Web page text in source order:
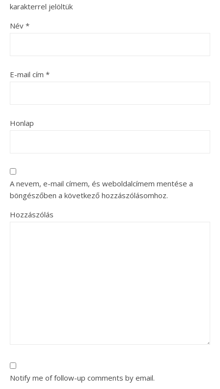
karakterrel jelöltük
Név *
E-mail cím *
Honlap
A nevem, e-mail címem, és weboldalcímem mentése a
böngészőben a következő hozzászólásomhoz.
Hozzászólás
Notify me of follow-up comments by email.